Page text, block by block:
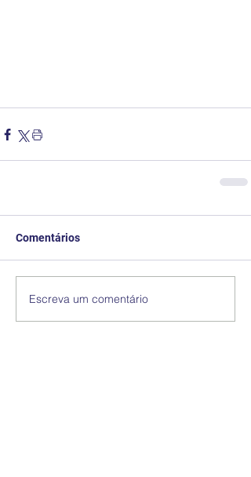
Comentários
Escreva um comentário